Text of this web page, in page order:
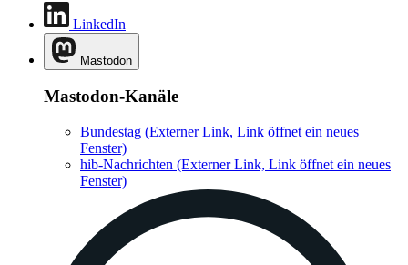
LinkedIn
Mastodon
Mastodon-Kanäle
Bundestag (Externer Link, Link öffnet ein neues
Fenster)
hib-Nachrichten (Externer Link, Link öffnet ein neues
Fenster)